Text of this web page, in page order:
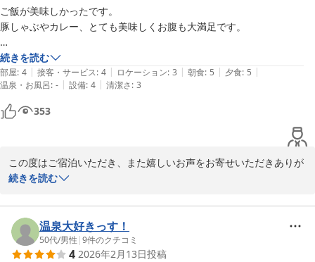
し訳ございません。今後の改善に向けて、いただいたご意見を参考
に検討してまいります。
す。ワンコインで気軽にご利用いただけるよう、これからも丁寧な
提供を心がけてまいります。
また松山へお越しの際には、ぜひ当館をご利用いただけますと幸い
です。スタッフ一同、心よりお待ちしております。
ホテルたいよう農園 松山古三津
ご飯が美味しかったです。
豚しゃぶやカレー、とても美味しくお腹も大満足です。
我々の泊まった部屋はとても広く、
スーツケースを2つ広げても十分なスペースがありました。
一階で入れたコーヒーを持って自室に戻る人が多いからか、
エレベーターの中がコーヒー臭いきがします。
続きを読む
部屋: 4 | 接客・サービス: 4 | ロケーション: 3 | 朝食: 5 | 夕食: 5 |
温泉・お風呂: - | 設備: 4 | 清潔さ: 3
353
この度はご宿泊いただき、また嬉しいお声をお寄せいただきありが
とうございます。
の広さにもご満足いただけたようで、スタッフ一同とても励みにな
ります。スーツケースを広げてもゆったりお過ごしいただけたとの
お言葉は、私たちにとって何よりの喜びです。
一方で、エレベーター内のコーヒーの匂いについてご不快な思いを
続きを読む
温泉大好きっす！
50代/男性 |9件のクチコミ
4 2026年2月13日投稿